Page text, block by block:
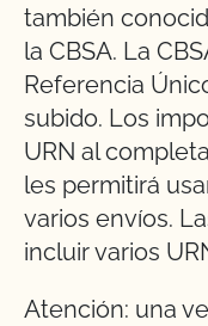
también
la CBSA. La
Referencia
subido. Los
URN al
les permitirá
varios envíos.
incluir varios
Atención: una